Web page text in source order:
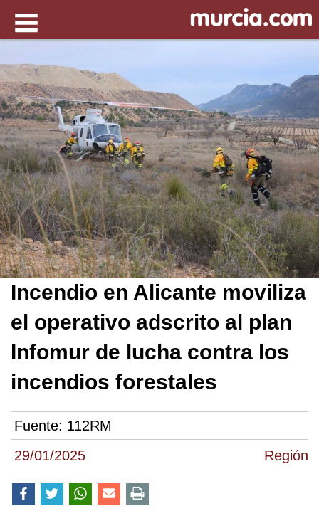
29/01/2025 Región
Incendio en Alicante moviliza
el operativo adscrito al plan
Infomur de lucha contra los
incendios forestales
Fuente: 112RM